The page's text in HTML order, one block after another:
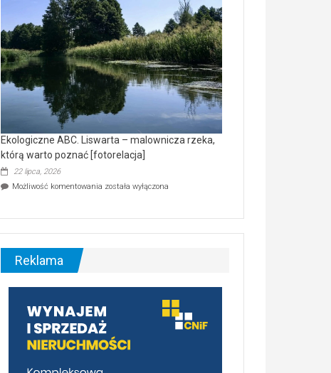
nietoperzy
[wideo]
Ekologiczne ABC. Liswarta – malownicza rzeka,
którą warto poznać [fotorelacja]
22 lipca, 2026
Możliwość komentowania Ekologiczne
–
malownicza
[fotorelacja]
została wyłączona
Reklama